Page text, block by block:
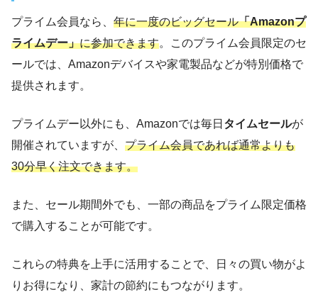
プライム会員なら、 年に一度のビッグセール「Amazonプ
ライムデー」に参加できます。このプライム会員限定のセ
ールでは、Amazonデバイスや家電製品などが特別価格で
提供されます。
プライムデー以外にも、Amazonでは毎日 タイムセールが
開催されていますが、 プライム会員であれば通常よりも
30分早く注文できます。
また、セール期間外でも、一部の商品をプライム限定価格
で購入することが可能です。
これらの特典を上手に活用することで、日々の買い物がよ
りお得になり、家計の節約にもつながります。